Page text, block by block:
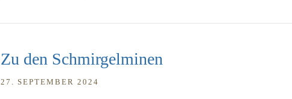
Zu den Schmirgelminen
27. SEPTEMBER 2024